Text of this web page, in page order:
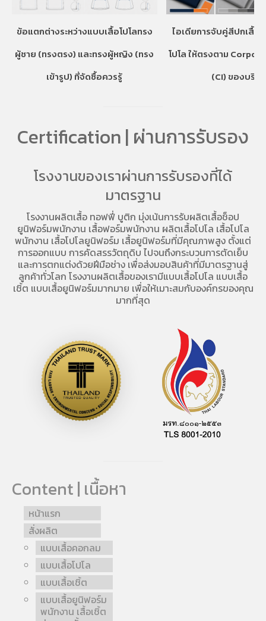
ข้อแตกต่างระหว่างแบบเสื้อโปโลทรง
ผู้ชาย (ทรงตรง) และทรงผู้หญิง (ทรง
เข้ารูป) ที่จัดซื้อควรรู้
ไอเดียการจับคู่สีปกเสื้อ
โปโล ให้ตรงตาม
(CI) ของบริษัท
Certification | ผ่านการรับรอง
โรงงานของเราผ่านการรับรองที่ได้
มาตรฐาน
โรงงานผลิตเสื้อ ทอฟฟี่ บูติก มุ่งเน้นการรับผลิตเสื้อช็อป
ยูนิฟอร์มพนักงาน เสื้อฟอร์มพนักงาน ผลิตเสื้อโปโล เสื้อโปโล
พนักงาน เสื้อโปโลยูนิฟอร์ม เสื้อยูนิฟอร์มที่มีคุณภาพสูง ตั้งแต่
การออกแบบ การคัดสรรวัตถุดิบ ไปจนถึงกระบวนการตัดเย็บ
และการตกแต่งด้วยฝีมือช่าง เพื่อส่งมอบสินค้าที่มีมาตรฐานสู่
ลูกค้าทั่วโลก โรงงานผลิตเสื้อของเรามีแบบเสื้อโปโล แบบเสื้อ
เชิ้ต แบบเสื้อยูนิฟอร์มมากมาย เพื่อให้เมาะสมกับองค์กรของคุณ
มากที่สุด
Content | เนื้อหา
หน้าแรก
สั่งผลิต
แบบเสื้อคอกลม
แบบเสื้อโปโล
แบบเสื้อเชิ้ต
แบบเสื้อยูนิฟอร์ม
พนักงาน เสื้อเชิ้ต